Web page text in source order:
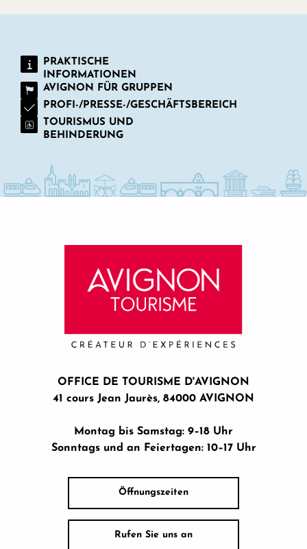
PRAKTISCHE
INFORMATIONEN
AVIGNON FÜR GRUPPEN
PROFI-/PRESSE-/GESCHÄFTSBEREICH
TOURISMUS UND
BEHINDERUNG
OFFICE DE TOURISME D'AVIGNON
41 cours Jean Jaurès, 84000 AVIGNON
Montag bis Samstag: 9–18 Uhr
Sonntags und an Feiertagen: 10–17 Uhr
Öffnungszeiten
Rufen Sie uns an